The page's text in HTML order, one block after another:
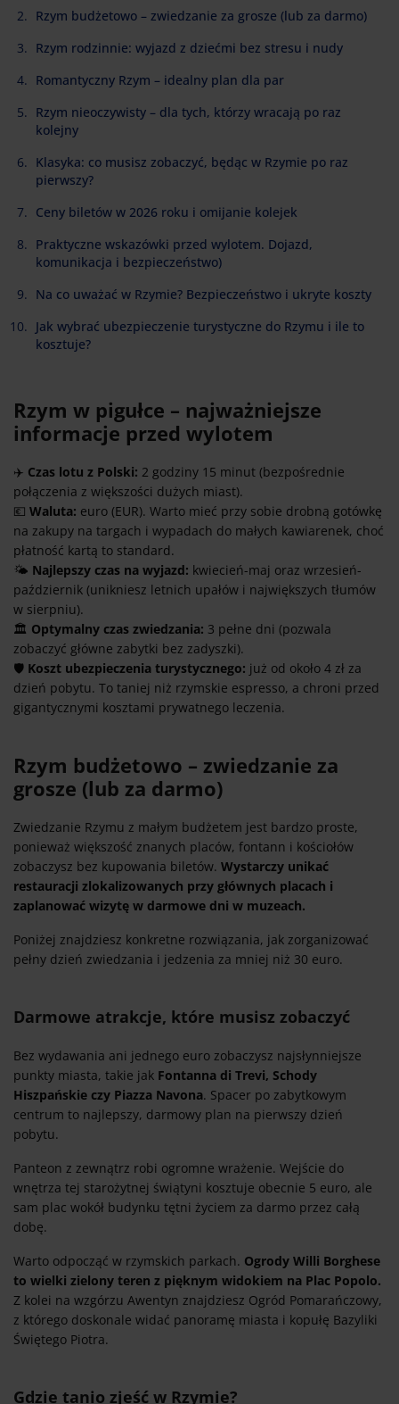
Rzym budżetowo – zwiedzanie za grosze (lub za darmo)
Rzym rodzinnie: wyjazd z dziećmi bez stresu i nudy
Romantyczny Rzym – idealny plan dla par
Rzym nieoczywisty – dla tych, którzy wracają po raz
kolejny
Klasyka: co musisz zobaczyć, będąc w Rzymie po raz
pierwszy?
Ceny biletów w 2026 roku i omijanie kolejek
Praktyczne wskazówki przed wylotem. Dojazd,
komunikacja i bezpieczeństwo)
Na co uważać w Rzymie? Bezpieczeństwo i ukryte koszty
Jak wybrać ubezpieczenie turystyczne do Rzymu i ile to
kosztuje?
Rzym w pigułce – najważniejsze
informacje przed wylotem
✈️ Czas lotu z Polski: 2 godziny 15 minut (bezpośrednie
połączenia z większości dużych miast).
💶 Waluta: euro (EUR). Warto mieć przy sobie drobną gotówkę
na zakupy na targach i wypadach do małych kawiarenek, choć
płatność kartą to standard.
🌤️ Najlepszy czas na wyjazd: kwiecień-maj oraz wrzesień-
październik (unikniesz letnich upałów i największych tłumów
w sierpniu).
🏛️ Optymalny czas zwiedzania: 3 pełne dni (pozwala
zobaczyć główne zabytki bez zadyszki).
🛡️ Koszt ubezpieczenia turystycznego: już od około 4 zł za
dzień pobytu. To taniej niż rzymskie espresso, a chroni przed
gigantycznymi kosztami prywatnego leczenia.
Rzym budżetowo – zwiedzanie za
grosze (lub za darmo)
Zwiedzanie Rzymu z małym budżetem jest bardzo proste,
ponieważ większość znanych placów, fontann i kościołów
zobaczysz bez kupowania biletów. Wystarczy unikać
restauracji zlokalizowanych przy głównych placach i
zaplanować wizytę w darmowe dni w muzeach.
Poniżej znajdziesz konkretne rozwiązania, jak zorganizować
pełny dzień zwiedzania i jedzenia za mniej niż 30 euro.
Darmowe atrakcje, które musisz zobaczyć
Bez wydawania ani jednego euro zobaczysz najsłynniejsze
punkty miasta, takie jak Fontanna di Trevi, Schody
Hiszpańskie czy Piazza Navona. Spacer po zabytkowym
centrum to najlepszy, darmowy plan na pierwszy dzień
pobytu.
Panteon z zewnątrz robi ogromne wrażenie. Wejście do
wnętrza tej starożytnej świątyni kosztuje obecnie 5 euro, ale
sam plac wokół budynku tętni życiem za darmo przez całą
dobę.
Warto odpocząć w rzymskich parkach. Ogrody Willi Borghese
to wielki zielony teren z pięknym widokiem na Plac Popolo.
Z kolei na wzgórzu Awentyn znajdziesz Ogród Pomarańczowy,
z którego doskonale widać panoramę miasta i kopułę Bazyliki
Świętego Piotra.
Gdzie tanio zjeść w Rzymie?